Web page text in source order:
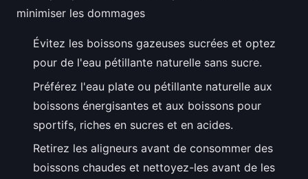
minimiser les dommages
Évitez les boissons gazeuses sucrées et optez
pour de l'eau pétillante naturelle sans sucre.
Préférez l'eau plate ou pétillante naturelle aux
boissons énergisantes et aux boissons pour
sportifs, riches en sucres et en acides.
Retirez les aligneurs avant de consommer des
boissons chaudes et nettoyez-les avant de les